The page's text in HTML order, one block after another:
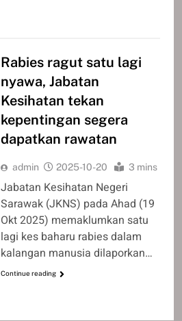
Rabies ragut satu lagi
nyawa, Jabatan
Kesihatan tekan
kepentingan segera
dapatkan rawatan
admin 2025-10-20 3 mins
Jabatan Kesihatan Negeri
Sarawak (JKNS) pada Ahad (19
Okt 2025) memaklumkan satu
lagi kes baharu rabies dalam
kalangan manusia dilaporkan…
Continue reading